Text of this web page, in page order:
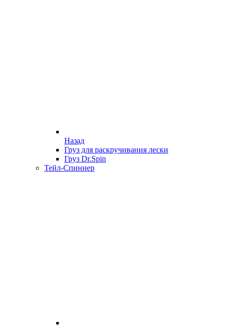
Назад
Груз для раскручивания лески
Груз Dr.Spin
Тейл-Спиннер